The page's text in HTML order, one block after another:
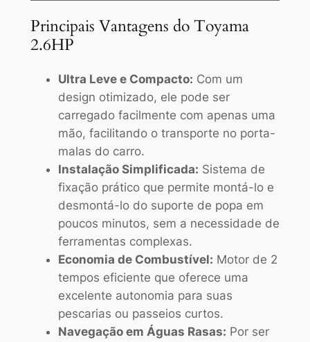
Principais Vantagens do Toyama
2.6HP
Ultra Leve e Compacto: Com um
design otimizado, ele pode ser
carregado facilmente com apenas uma
mão, facilitando o transporte no porta-
malas do carro.
Instalação Simplificada: Sistema de
fixação prático que permite montá-lo e
desmontá-lo do suporte de popa em
poucos minutos, sem a necessidade de
ferramentas complexas.
Economia de Combustível: Motor de 2
tempos eficiente que oferece uma
excelente autonomia para suas
pescarias ou passeios curtos.
Navegação em Águas Rasas: Por ser